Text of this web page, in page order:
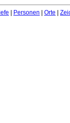
| Personen | Orte |